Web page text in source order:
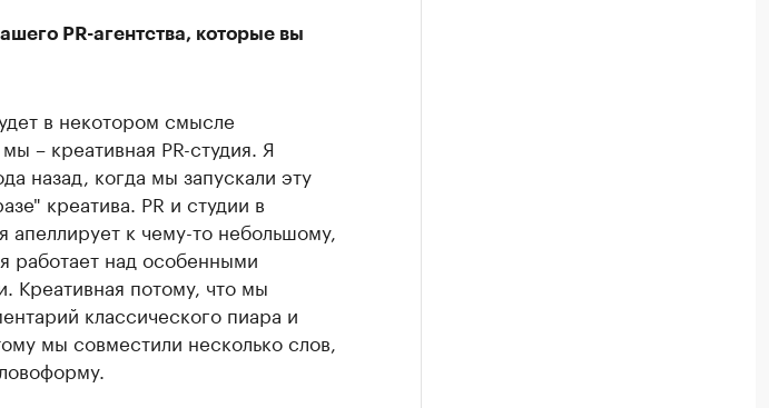
PR-агентства, которые вы
в некотором смысле
– креативная PR-студия. Я
назад, когда мы запускали эту
креатива. PR и студии в
к чему-то небольшому,
работает над особенными
Креативная потому, что мы
классического пиара и
мы совместили несколько слов,